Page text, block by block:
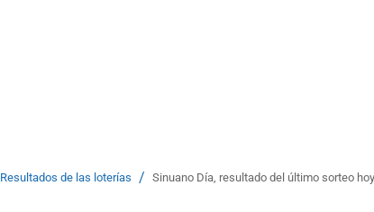
Resultados de las loterías / Sinuano Día, resultado del último sorteo